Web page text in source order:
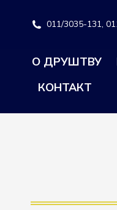
011/3035-131,
О ДРУШТВУ
КОНТАКТ